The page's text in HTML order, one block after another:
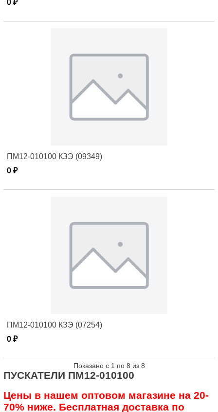
0 ₽
ПМ12-010100 КЗЭ (09349)
0 ₽
ПМ12-010100 КЗЭ (07254)
0 ₽
Показано с 1 по 8 из 8
ПУСКАТЕЛИ ПМ12-010100
Цены в нашем оптовом магазине на 20-
70% ниже. Бесплатная доставка по